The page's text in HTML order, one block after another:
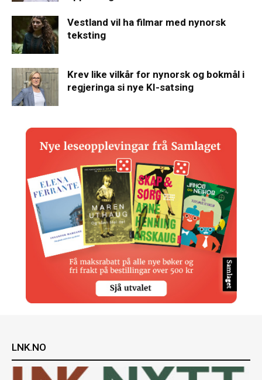
Vestland vil ha filmar med nynorsk
teksting
Krev like vilkår for nynorsk og bokmål i
regjeringa si nye KI-satsing
LNK.NO